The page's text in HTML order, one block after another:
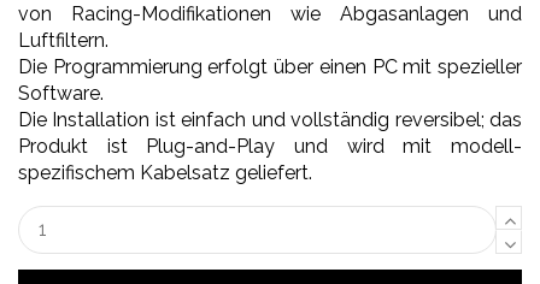
von Racing-Modifikationen wie Abgasanlagen und
Luftfiltern.
Die Programmierung erfolgt über einen PC mit spezieller
Software.
Die Installation ist einfach und vollständig reversibel; das
Produkt ist Plug-and-Play und wird mit modell-
spezifischem Kabelsatz geliefert.